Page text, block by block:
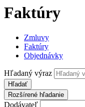
Faktúry
Zmluvy
Faktúry
Objednávky
Hľadaný výraz
Hľadať
Rozšírené hľadanie
Dodávateľ